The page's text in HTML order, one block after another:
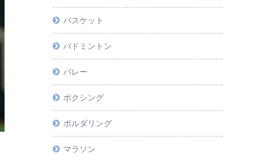
バスケット
バドミントン
バレー
ボクシング
ボルダリング
マラソン